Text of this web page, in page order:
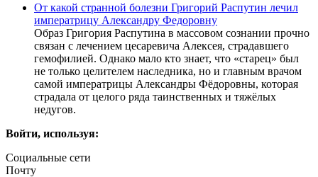
От какой странной болезни Григорий Распутин лечил
императрицу Александру Федоровну
Образ Григория Распутина в массовом сознании прочно
связан с лечением цесаревича Алексея, страдавшего
гемофилией. Однако мало кто знает, что «старец» был
не только целителем наследника, но и главным врачом
самой императрицы Александры Фёдоровны, которая
страдала от целого ряда таинственных и тяжёлых
недугов.
Войти, используя:
Социальные сети
Почту